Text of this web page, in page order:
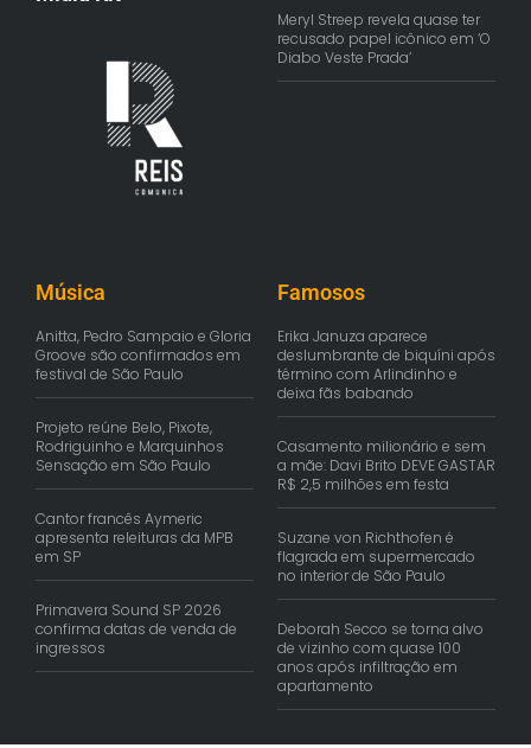
Meryl Streep revela quase ter
recusado papel icônico em ‘O
Diabo Veste Prada’
Música
Anitta, Pedro Sampaio e Gloria
Groove são confirmados em
festival de São Paulo
Projeto reúne Belo, Pixote,
Rodriguinho e Marquinhos
Sensação em São Paulo
Cantor francês Aymeric
apresenta releituras da MPB
em SP
Primavera Sound SP 2026
confirma datas de venda de
ingressos
Famosos
Erika Januza aparece
deslumbrante de biquíni após
término com Arlindinho e
deixa fãs babando
Casamento milionário e sem
a mãe: Davi Brito DEVE GASTAR
R$ 2,5 milhões em festa
Suzane von Richthofen é
flagrada em supermercado
no interior de São Paulo
Deborah Secco se torna alvo
de vizinho com quase 100
anos após infiltração em
apartamento